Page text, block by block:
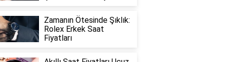
Zamanın Ötesinde Şıklık:
Rolex Erkek Saat
Fiyatları